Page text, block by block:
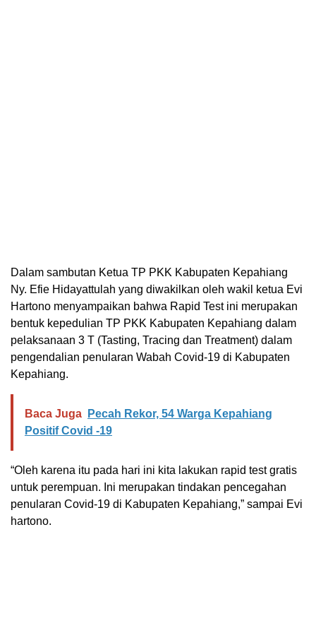
Dalam sambutan Ketua TP PKK Kabupaten Kepahiang
Ny. Efie Hidayattulah yang diwakilkan oleh wakil ketua Evi
Hartono menyampaikan bahwa Rapid Test ini merupakan
bentuk kepedulian TP PKK Kabupaten Kepahiang dalam
pelaksanaan 3 T (Tasting, Tracing dan Treatment) dalam
pengendalian penularan Wabah Covid-19 di Kabupaten
Kepahiang.
Baca Juga
Pecah Rekor, 54 Warga Kepahiang
Positif Covid -19
“Oleh karena itu pada hari ini kita lakukan rapid test gratis
untuk perempuan. Ini merupakan tindakan pencegahan
penularan Covid-19 di Kabupaten Kepahiang,” sampai Evi
hartono.